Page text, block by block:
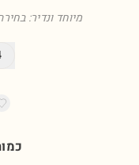
מיוחד ונדיר: